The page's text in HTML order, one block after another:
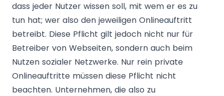
dass jeder Nutzer wissen soll, mit wem er es zu
tun hat; wer also den jeweiligen Onlineauftritt
betreibt. Diese Pflicht gilt jedoch nicht nur für
Betreiber von Webseiten, sondern auch beim
Nutzen sozialer Netzwerke. Nur rein private
Onlineauftritte müssen diese Pflicht nicht
beachten. Unternehmen, die also zu